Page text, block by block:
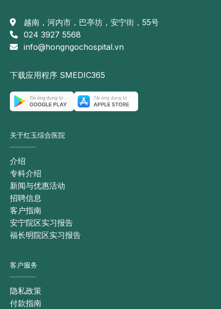
越南，河内市，巴亭坊，安宁街，55号
024 3927 5568
info@hongngochospital.vn
下载应用程序 SMEDIC365
关于红玉综合医院
介绍
专科介绍
新闻与优惠活动
招聘信息
客户指南
安宁院区实习报告
福长明院区实习报告
客户服务
隐私政策
付款指南